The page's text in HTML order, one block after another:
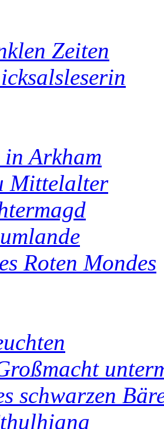
Zeiten
Arkham
Mittelalter
Roten Mondes
schwarzen